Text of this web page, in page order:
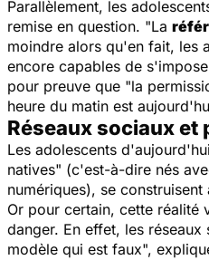
Parallèlement, les
remise en question. "La
moindre alors qu'en fait, les
encore capables de
pour preuve que "la
heure du matin est
Réseaux sociaux et
Les adolescents
natives" (c'est-à-dire nés
numériques), se
Or pour certain, cette réalité
danger. En effet, les réseaux
modèle qui est faux",